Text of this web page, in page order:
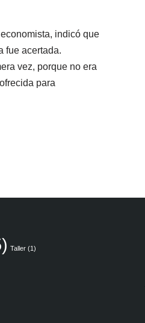
indicó que
fue acertada.
vez, porque no era
para
Taller (1)